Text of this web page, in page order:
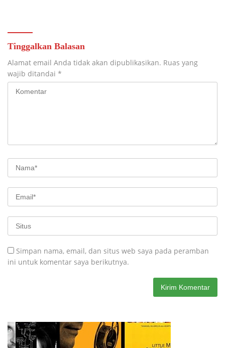
Tinggalkan Balasan
Alamat email Anda tidak akan dipublikasikan. Ruas yang
wajib ditandai *
Simpan nama, email, dan situs web saya pada peramban
ini untuk komentar saya berikutnya.